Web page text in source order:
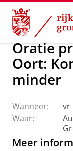
Skip
Content
Skip
Navigation
Over ons
Oratie
Oort:
minder
Wanneer:
vr
Waar:
Meer